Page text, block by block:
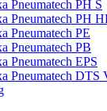
Pneumatech PH S
Pneumatech PH
Pneumatech PE
Pneumatech PB
Pneumatech EPS
Pneumatech DTS